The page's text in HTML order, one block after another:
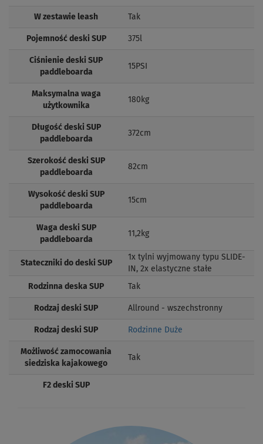
W zestawie leash Tak
Pojemność deski SUP 375l
Ciśnienie deski SUP
paddleboarda
15PSI
Maksymalna waga
użytkownika
180kg
Długość deski SUP
paddleboarda
372cm
Szerokość deski SUP
paddleboarda
82cm
Wysokość deski SUP
paddleboarda
15cm
Waga deski SUP
paddleboarda
11,2kg
Stateczniki do deski SUP
1x tylni wyjmowany typu SLIDE-
IN, 2x elastyczne stałe
Rodzinna deska SUP Tak
Rodzaj deski SUP Allround - wszechstronny
Rodzaj deski SUP Rodzinne Duże
Możliwość zamocowania
siedziska kajakowego
Tak
F2 deski SUP